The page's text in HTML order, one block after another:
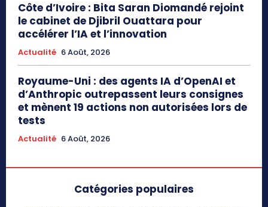
Côte d’Ivoire : Bita Saran Diomandé rejoint
le cabinet de Djibril Ouattara pour
accélérer l’IA et l’innovation
Actualité 6 Août, 2026
Royaume-Uni : des agents IA d’OpenAI et
d’Anthropic outrepassent leurs consignes
et mènent 19 actions non autorisées lors de
tests
Actualité 6 Août, 2026
Catégories populaires